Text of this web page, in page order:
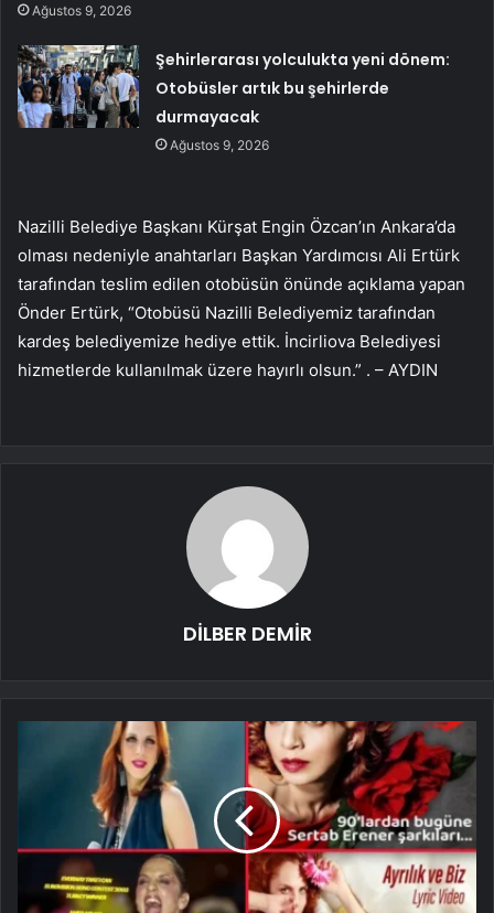
Ağustos 9, 2026
Şehirlerarası yolculukta yeni dönem:
Otobüsler artık bu şehirlerde
durmayacak
Ağustos 9, 2026
Nazilli Belediye Başkanı Kürşat Engin Özcan’ın Ankara’da
olması nedeniyle anahtarları Başkan Yardımcısı Ali Ertürk
tarafından teslim edilen otobüsün önünde açıklama yapan
Önder Ertürk, “Otobüsü Nazilli Belediyemiz tarafından
kardeş belediyemize hediye ettik. İncirliova Belediyesi
hizmetlerde kullanılmak üzere hayırlı olsun.” . – AYDIN
DİLBER DEMİR